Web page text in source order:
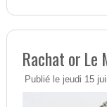
Rachat or Le
Publié le jeudi 15